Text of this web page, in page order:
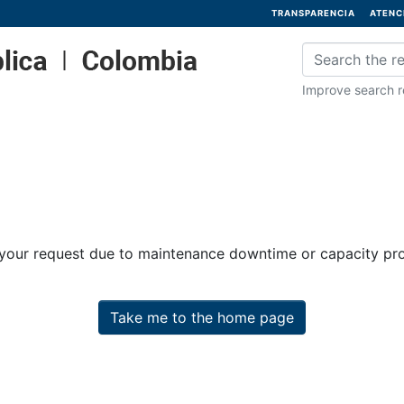
TRANSPARENCIA
Improve search
request due to maintenance downtime or capacity
Take me to the home page